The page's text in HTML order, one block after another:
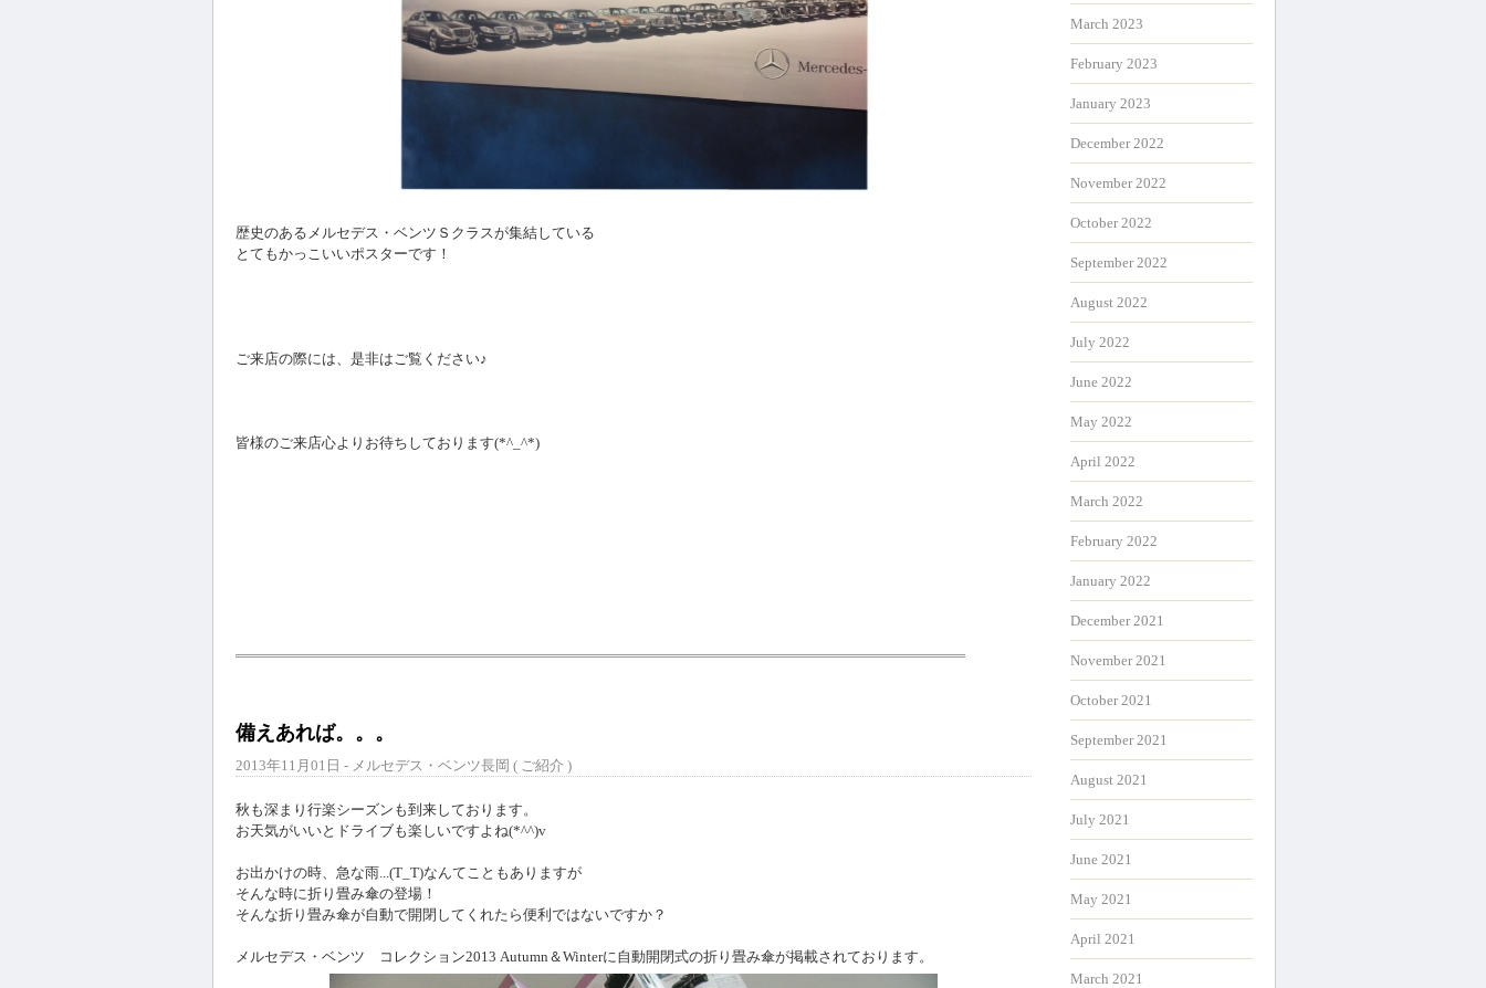
歴史のあるメルセデス・ベンツＳクラスが集結している
とてもかっこいいポスターです！
ご来店の際には、是非はご覧ください♪
皆様のご来店心よりお待ちしております(*^_^*)
備えあれば。。。
2013年11月01日 - メルセデス・ベンツ長岡 ( ご紹介 )
秋も深まり行楽シーズンも到来しております。
お天気がいいとドライブも楽しいですよね(*^^)v
お出かけの時、急な雨...(T_T)なんてこともありますが
そんな時に折り畳み傘の登場！
そんな折り畳み傘が自動で開閉してくれたら便利ではないですか？
メルセデス・ベンツ コレクション2013 Autumn＆Winterに自動開閉式の折り畳み傘が掲載されております。
March 2023
February 2023
January 2023
December 2022
November 2022
October 2022
September 2022
August 2022
July 2022
June 2022
May 2022
April 2022
March 2022
February 2022
January 2022
December 2021
November 2021
October 2021
September 2021
August 2021
July 2021
June 2021
May 2021
April 2021
March 2021